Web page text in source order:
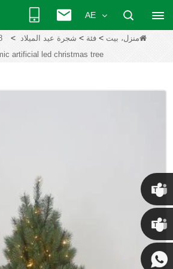
AE
منزل، بيت >فئة > شجرة عيد الميلاد >
artificial led christmas tree
كريس
كيني